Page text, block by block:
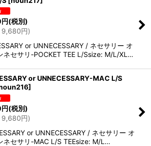
円(税別)
9,680円)
or UNNECESSARY / ネセサリー オ
ネセサリ-POCKET TEE L/Ssize: M/L/XL…
or UNNECESSARY-MAC L/S
]
円(税別)
9,680円)
or UNNECESSARY / ネセサリー オ
ネセサリ-MAC L/S TEEsize: M/L…